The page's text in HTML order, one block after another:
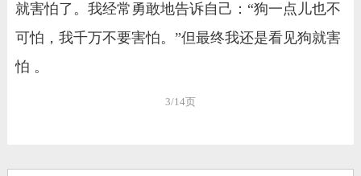
就害怕了。我经常勇敢地告诉自己：“狗一点儿也不
可怕，我千万不要害怕。”但最终我还是看见狗就害
怕 。
3/14页